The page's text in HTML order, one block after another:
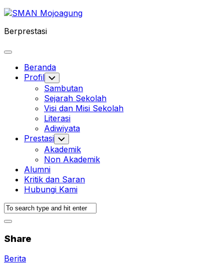
Skip
content
Berprestasi
Expand
Beranda
Profil Toggle
Child
Menu
Sambutan
Sejarah Sekolah
Visi dan Misi Sekolah
Literasi
Adiwiyata
Prestasi Toggle
Child
Menu
Akademik
Non Akademik
Alumni
Kritik dan Saran
Hubungi Kami
Share
Berita